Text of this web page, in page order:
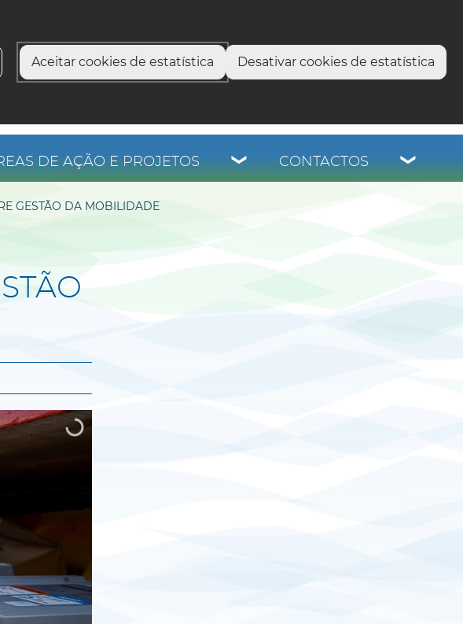
Aceitar cookies de estatística Desativar cookies de estatística
DE AÇÃO E PROJETOS CONTACTOS
GESTÃO DA MOBILIDADE